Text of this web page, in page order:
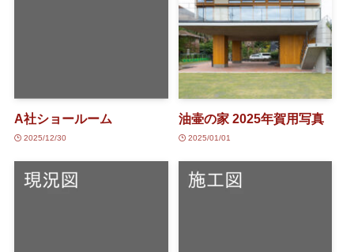
A社ショールーム
2025/12/30
油壷の家 2025年賀用写真
2025/01/01